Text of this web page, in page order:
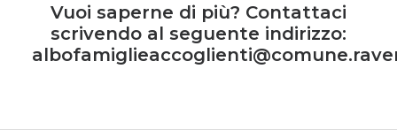
Vuoi saperne di più? Contattaci
scrivendo al seguente indirizzo: